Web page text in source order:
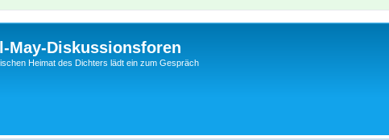
May-Diskussionsforen
Heimat des Dichters lädt ein zum Gespräch